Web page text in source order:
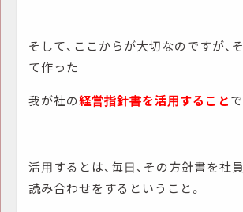
そして、ここからが大切なのですが、
て作った
我が社の経営指針書を活用すること
活用するとは、毎日、その方針書を社
読み合わせをするということ。